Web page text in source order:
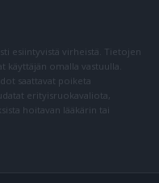
esiintyvistä virheistä. Tietojen
omalla vastuulla.
saattavat poiketa
erityisruokavaliota,
hoitavan lääkärin tai